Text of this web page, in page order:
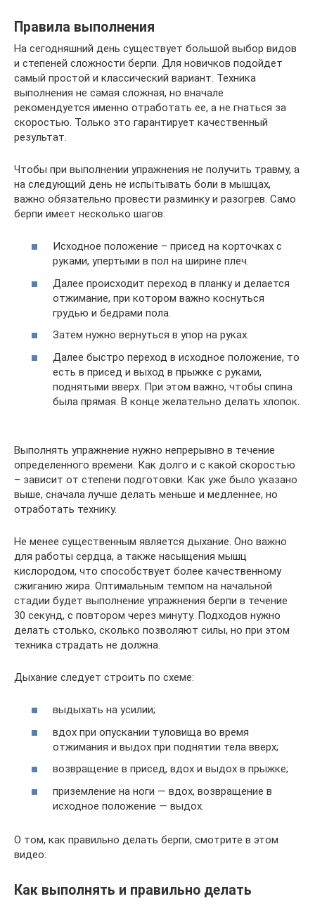
Правила выполнения
На сегодняшний день существует большой выбор видов
и степеней сложности берпи. Для новичков подойдет
самый простой и классический вариант. Техника
выполнения не самая сложная, но вначале
рекомендуется именно отработать ее, а не гнаться за
скоростью. Только это гарантирует качественный
результат.
Чтобы при выполнении упражнения не получить травму, а
на следующий день не испытывать боли в мышцах,
важно обязательно провести разминку и разогрев. Само
берпи имеет несколько шагов:
Исходное положение – присед на корточках с
руками, упертыми в пол на ширине плеч.
Далее происходит переход в планку и делается
отжимание, при котором важно коснуться
грудью и бедрами пола.
Затем нужно вернуться в упор на руках.
Далее быстро переход в исходное положение, то
есть в присед и выход в прыжке с руками,
поднятыми вверх. При этом важно, чтобы спина
была прямая. В конце желательно делать хлопок.
Выполнять упражнение нужно непрерывно в течение
определенного времени. Как долго и с какой скоростью
– зависит от степени подготовки. Как уже было указано
выше, сначала лучше делать меньше и медленнее, но
отработать технику.
Не менее существенным является дыхание. Оно важно
для работы сердца, а также насыщения мышц
кислородом, что способствует более качественному
сжиганию жира. Оптимальным темпом на начальной
стадии будет выполнение упражнения берпи в течение
30 секунд, с повтором через минуту. Подходов нужно
делать столько, сколько позволяют силы, но при этом
техника страдать не должна.
Дыхание следует строить по схеме:
выдыхать на усилии;
вдох при опускании туловища во время
отжимания и выдох при поднятии тела вверх;
возвращение в присед, вдох и выдох в прыжке;
приземление на ноги — вдох, возвращение в
исходное положение — выдох.
О том, как правильно делать берпи, смотрите в этом
видео:
Как выполнять и правильно делать